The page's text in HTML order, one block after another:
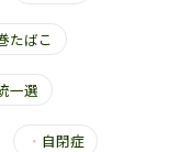
たばこ
一選
・ 自閉症